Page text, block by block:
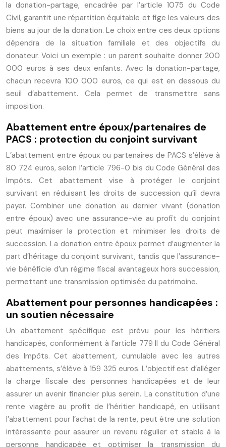
la donation-partage, encadrée par l’article 1075 du Code
Civil, garantit une répartition équitable et fige les valeurs des
biens au jour de la donation. Le choix entre ces deux options
dépendra de la situation familiale et des objectifs du
donateur. Voici un exemple : un parent souhaite donner 200
000 euros à ses deux enfants. Avec la donation-partage,
chacun recevra 100 000 euros, ce qui est en dessous du
seuil d’abattement. Cela permet de transmettre sans
imposition.
Abattement entre époux/partenaires de
PACS : protection du conjoint survivant
L’abattement entre époux ou partenaires de PACS s’élève à
80 724 euros, selon l’article 796-0 bis du Code Général des
Impôts. Cet abattement vise à protéger le conjoint
survivant en réduisant les droits de succession qu’il devra
payer. Combiner une donation au dernier vivant (donation
entre époux) avec une assurance-vie au profit du conjoint
peut maximiser la protection et minimiser les droits de
succession. La donation entre époux permet d’augmenter la
part d’héritage du conjoint survivant, tandis que l’assurance-
vie bénéficie d’un régime fiscal avantageux hors succession,
permettant une transmission optimisée du patrimoine.
Abattement pour personnes handicapées :
un soutien nécessaire
Un abattement spécifique est prévu pour les héritiers
handicapés, conformément à l’article 779 II du Code Général
des Impôts. Cet abattement, cumulable avec les autres
abattements, s’élève à 159 325 euros. L’objectif est d’alléger
la charge fiscale des personnes handicapées et de leur
assurer un avenir financier plus serein. La constitution d’une
rente viagère au profit de l’héritier handicapé, en utilisant
l’abattement pour l’achat de la rente, peut être une solution
intéressante pour assurer un revenu régulier et stable à la
personne handicapée et optimiser la transmission du